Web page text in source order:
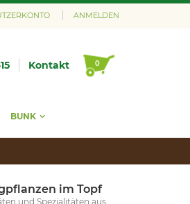
ANMELDEN
Kontakt 0
BUNK
im Topf
und Spezialitäten aus